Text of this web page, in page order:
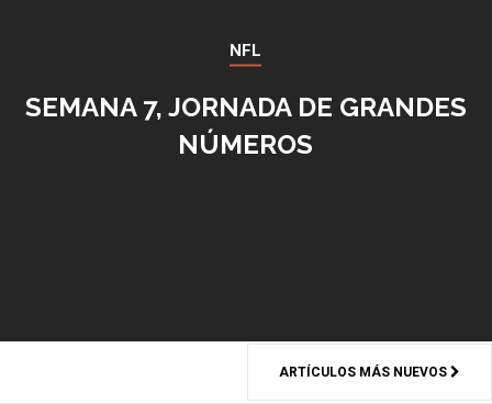
NFL
SEMANA 7, JORNADA DE GRANDES
NÚMEROS
ARTÍCULOS MÁS NUEVOS